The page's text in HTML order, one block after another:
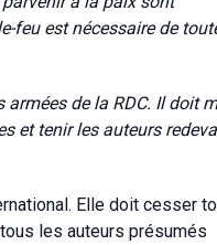
feu est nécessaire de
de la RDC. Il doit
et tenir les auteurs
Elle doit cesser
les auteurs présumés